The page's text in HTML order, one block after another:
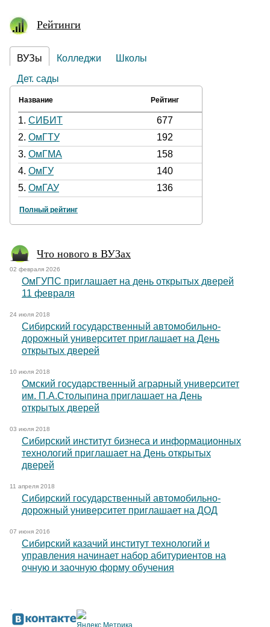
Рейтинги
ВУЗы Колледжи
Школы
Дет. сады
Название Рейтинг
1. СИБИТ
677
2. ОмГТУ
192
3. ОмГМА
158
4. ОмГУ
140
5. ОмГАУ 136
Полный рейтинг
Что нового в ВУЗах
02 февраля 2026
ОмГУПС приглашает на день открытых дверей
11 февраля
24 июля 2018
Сибирский государственный автомобильно-
дорожный университет приглашает на День
открытых дверей
10 июля 2018
Омский государственный аграрный университет
им. П.А.Столыпина приглашает на День
открытых дверей
03 июля 2018
Сибирский институт бизнеса и информационных
технологий приглашает на День открытых
дверей
11 апреля 2018
Сибирский государственный автомобильно-
дорожный университет приглашает на ДОД
07 июня 2016
Сибирский казачий институт технологий и
управления начинает набор абитуриентов на
очную и заочную форму обучения